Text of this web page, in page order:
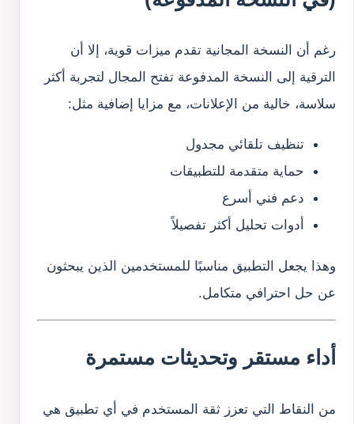
رغم أن النسخة المجانية تقدم ميزات قوية، إلا أن
الترقية إلى النسخة المدفوعة تفتح المجال لتجربة أكثر
سلاسة، خالية من الإعلانات، مع مزايا إضافية مثل:
تنظيف تلقائي مجدول
حماية متقدمة للتطبيقات
دعم فني أسرع
أدوات تحليل أكثر تفصيلاً
وهذا يجعل التطبيق مناسبًا للمستخدمين الذين يبحثون
عن حل احترافي متكامل.
أداء مستقر وتحديثات مستمرة
من النقاط التي تعزز ثقة المستخدم في أي تطبيق هي